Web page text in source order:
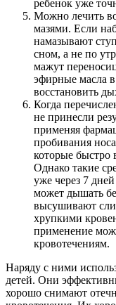
ребенок уже
Можно лечить
мазями. Если
намазывают
сном, а не по
мажут
эфирные масла
восстановить
Когда
не принесли
применяя
пробивания
которые быстро
Однако такие
уже через 7
может дышать
высушивают
хрупкими
применение
кровотечениям.
Наряду с ними
детей. Они
хорошо снимают